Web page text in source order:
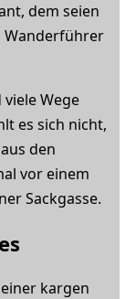
dem seien
Wanderführer
viele Wege
es sich nicht,
den
vor einem
Sackgasse.
kargen